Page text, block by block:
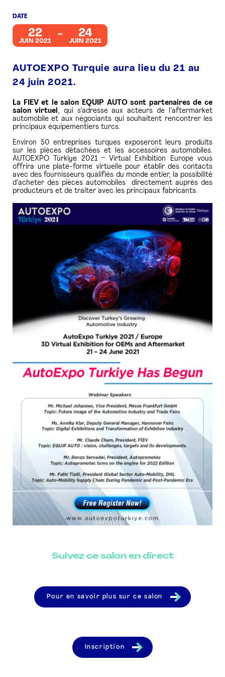
PRESSE
DATE
22
JUIN 2021
24
JUIN 2021
AUTOEXPO Turquie aura lieu du 21 au
24 juin 2021.
La FIEV et le salon EQUIP AUTO sont partenaires de ce
salon virtuel, qui s’adresse aux acteurs de l’aftermarket
automobile et aux négociants qui souhaitent rencontrer les
principaux équipementiers turcs.
Environ 50 entreprises turques exposeront leurs produits
sur les pièces détachées et les accessoires automobiles.
AUTOEXPO Türkiye 2021 – Virtual Exhibition Europe vous
offrira une plate-forme virtuelle pour établir des contacts
avec des fournisseurs qualifiés du monde entier, la possibilité
d’acheter des pièces automobiles directement auprès des
producteurs et de traiter avec les principaux fabricants.
Suivez ce salon en direct
Pour en savoir plus sur ce salon
Inscription